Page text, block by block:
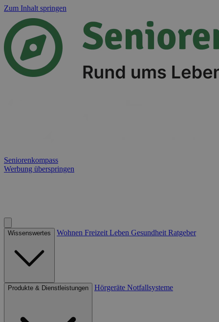
Zum Inhalt springen
Seniorenkompass
Werbung überspringen
Wissenswertes Wohnen Freizeit Leben Gesundheit Ratgeber
Produkte & Dienstleistungen Hörgeräte Notfallsysteme